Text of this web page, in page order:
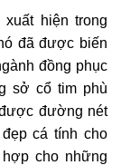
hiện trong
đã được biến
đồng phục
sở cổ tim phù
đường nét
cá tính cho
cho những